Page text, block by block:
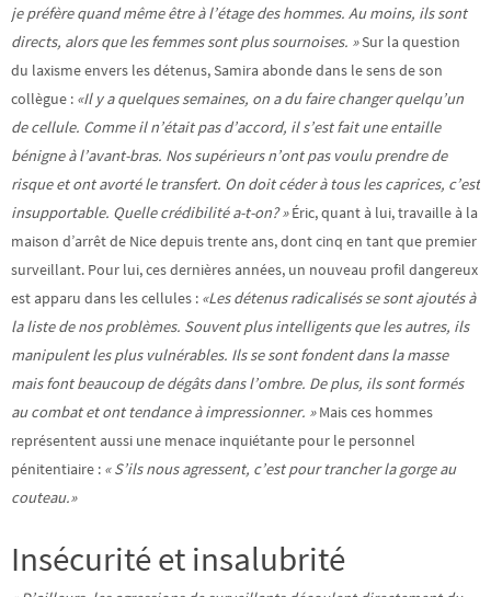
je préfère quand même être à l’étage des hommes. Au moins, ils sont
directs, alors que les femmes sont plus sournoises. »Sur la question
du laxisme envers les détenus, Samira abonde dans le sens de son
collègue : «Il y a quelques semaines, on a du faire changer quelqu’un
de cellule. Comme il n’était pas d’accord, il s’est fait une entaille
bénigne à l’avant-bras. Nos supérieurs n’ont pas voulu prendre de
risque et ont avorté le transfert. On doit céder à tous les caprices, c’est
insupportable. Quelle crédibilité a-t-on? »Éric, quant à lui, travaille à la
maison d’arrêt de Nice depuis trente ans, dont cinq en tant que premier
surveillant. Pour lui, ces dernières années, un nouveau profil dangereux
est apparu dans les cellules : «Les détenus radicalisés se sont ajoutés à
la liste de nos problèmes. Souvent plus intelligents que les autres, ils
manipulent les plus vulnérables. Ils se sont fondent dans la masse
mais font beaucoup de dégâts dans l’ombre. De plus, ils sont formés
au combat et ont tendance à impressionner. »Mais ces hommes
représentent aussi une menace inquiétante pour le personnel
pénitentiaire : « S’ils nous agressent, c’est pour trancher la gorge au
couteau.»
Insécurité et insalubrité